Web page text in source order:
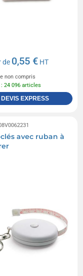
de 0,55 € HT
non compris
: 24 096 articles
DEVIS EXPRESS
avec ruban à